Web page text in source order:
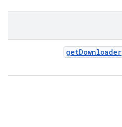
getDownloader